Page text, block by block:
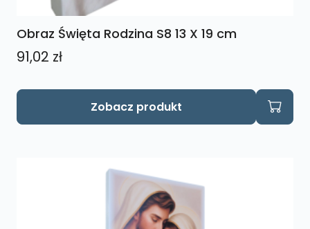
Obraz Święta Rodzina S8 13 X 19 cm
91,02 zł
Zobacz produkt